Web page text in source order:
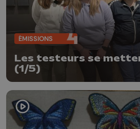
ÉMISSIONS
Les testeurs se
(1/5)